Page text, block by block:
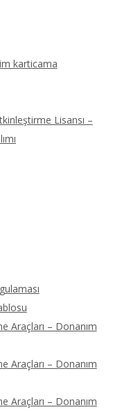
karticama
Lisansı –
Araçları – Donanım
Araçları – Donanım
Araçları – Donanım